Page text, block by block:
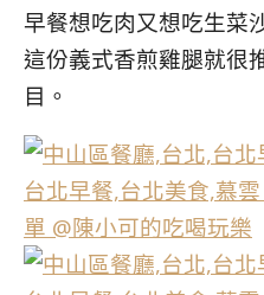
早餐想吃肉又想吃生菜
這份義式香煎雞腿就很
目。